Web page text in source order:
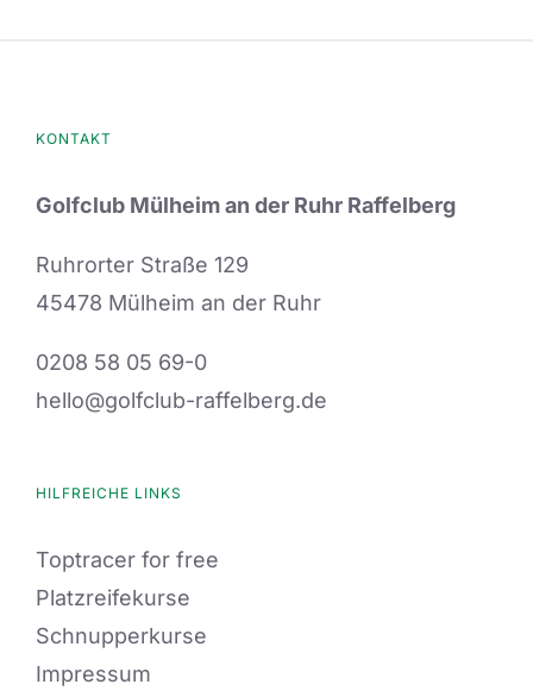
KONTAKT
Golfclub Mülheim an der Ruhr Raffelberg
Ruhrorter Straße 129
45478 Mülheim an der Ruhr
0208 58 05 69-0
hello@golfclub-raffelberg.de
HILFREICHE LINKS
Toptracer for free
Platzreifekurse
Schnupperkurse
Impressum